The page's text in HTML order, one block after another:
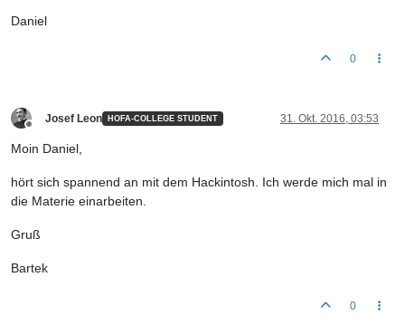
Daniel
0
Offline
Josef Leon HOFA-COLLEGE STUDENT 31. Okt. 2016, 03:53
Moin Daniel,
hört sich spannend an mit dem Hackintosh. Ich werde mich mal in
die Materie einarbeiten.
Gruß
Bartek
0